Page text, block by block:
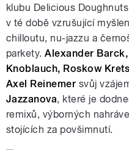
klubu Delicious
v té době vzrušující
chilloutu, nu-jazzu a
parkety.Alexander
Knoblauch, Roskow
Axel Reinemer svůj
Jazzanova, které je
remixů, výborných
stojících za povšimnutí.